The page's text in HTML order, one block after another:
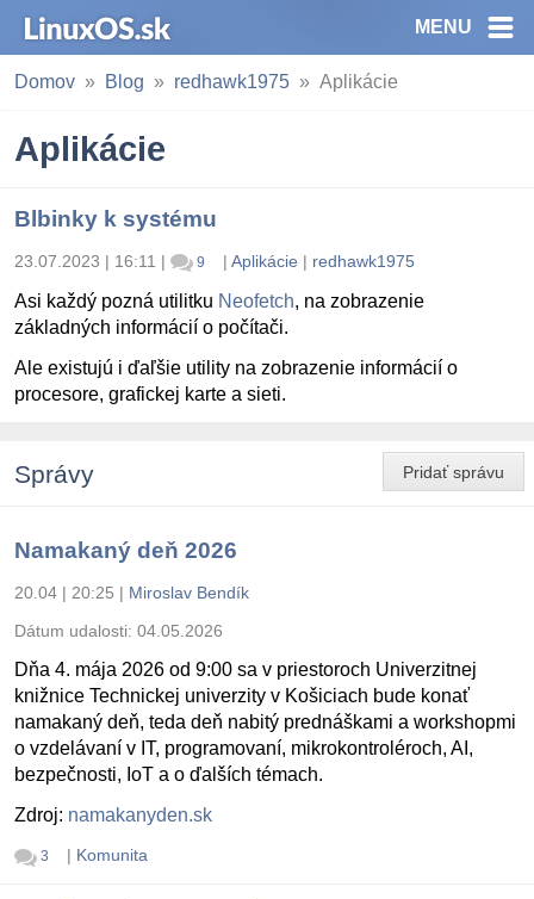
MENU
Domov Blog redhawk1975 Aplikácie
Aplikácie
Blbinky k systému
23.07.2023 | 16:11 | 9 | Aplikácie | redhawk1975
Asi každý pozná utilitku Neofetch, na zobrazenie
základných informácií o počítači.
Ale existujú i ďaľšie utility na zobrazenie informácií o
procesore, grafickej karte a sieti.
Pridať správu
Správy
Namakaný deň 2026
20.04 | 20:25 | Miroslav Bendík
Dátum udalosti: 04.05.2026
Dňa 4. mája 2026 od 9:00 sa v priestoroch Univerzitnej
knižnice Technickej univerzity v Košiciach bude konať
namakaný deň, teda deň nabitý prednáškami a workshopmi
o vzdelávaní v IT, programovaní, mikrokontroléroch, AI,
bezpečnosti, IoT a o ďalších témach.
Zdroj: namakanyden.sk
3 | Komunita